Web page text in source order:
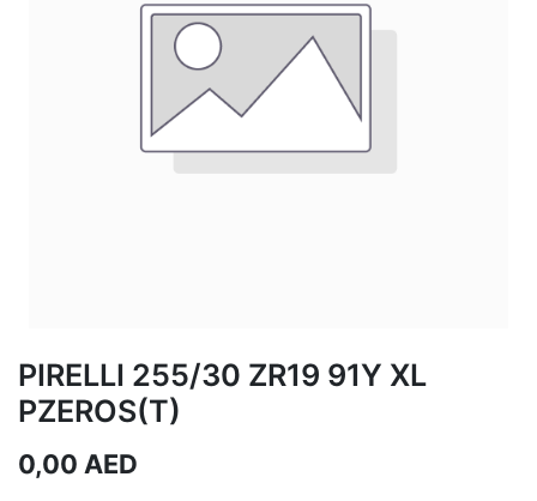
PIRELLI 255/30 ZR19 91Y XL
PZEROS(T)
0,00 AED